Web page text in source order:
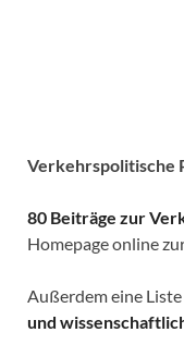
Verkehrspolitische
80 Beiträge zur
Homepage online
Außerdem eine
und